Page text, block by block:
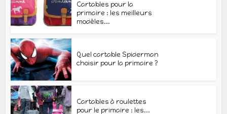
Cartables pour la
primaire : les meilleurs
modèles...
Quel cartable Spiderman
choisir pour la primaire ?
Cartables à roulettes
pour le primaire : les...